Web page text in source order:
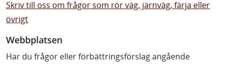
Skriv till oss om frågor som rör väg, järnväg, färja eller
övrigt
Webbplatsen
Har du frågor eller förbättringsförslag angående